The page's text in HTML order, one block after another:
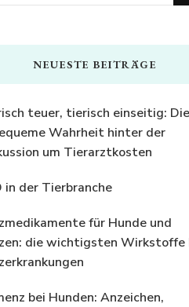
NEUESTE BEITRÄGE
teuer, tierisch einseitig: Die
Wahrheit hinter der
um Tierarztkosten
in der Tierbranche
für Hunde und
die wichtigsten Wirkstoffe
bei Hunden: Anzeichen,